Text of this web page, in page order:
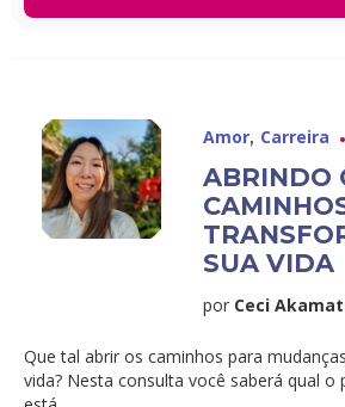
Amor, Carreira
ABRINDO
SUA VIDA
por Ceci
Que tal abrir os caminhos para
vida? Nesta consulta você saberá qual o